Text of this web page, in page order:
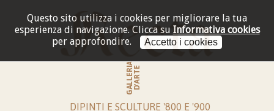
Questo sito utilizza i cookies per migliorare la tua
esperienza di navigazione. Clicca su Informativa cookies
per approfondire.
Accetto i cookies
GALLERIAD'ARTE
DIPINTI E SCULTURE '800 E '900